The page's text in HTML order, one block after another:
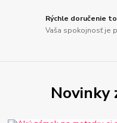
Rýchle doručenie
Vaša spokojnosť je
Novinky